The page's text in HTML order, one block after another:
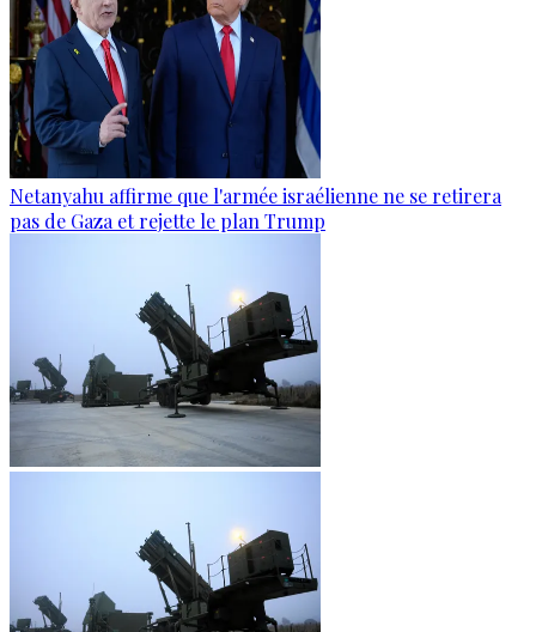
Netanyahu affirme que l'armée israélienne ne se retirera
pas de Gaza et rejette le plan Trump